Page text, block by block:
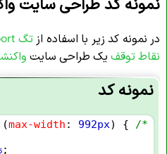
در نمونه کد زیر با اسفاده ازتگ viewport
نقاط توقف یک طراحی سایت
نمونه کد
(max-width : 992px) {
;